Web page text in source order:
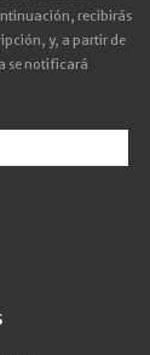
recibirás
y, a partir de
se notificará